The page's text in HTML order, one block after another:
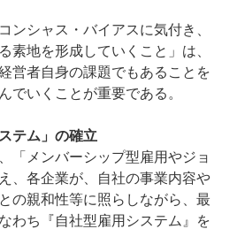
シャス・バイアスに気付き、
素地を形成していくこと」は、
営者自身の課題でもあることを
でいくことが重要である。
テム」の確立
「メンバーシップ型雇用やジョ
、各企業が、自社の事業内容や
の親和性等に照らしながら、最
わち『自社型雇用システム』を